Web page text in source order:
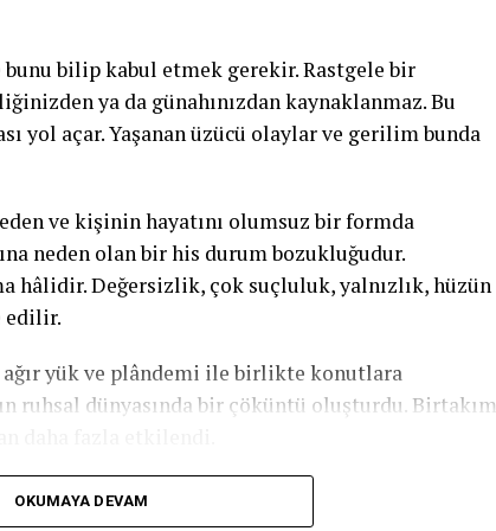
yaşadığı hisler isimlendirilip (öfke, hayal
emsal durumlar karşısında yapılabilecekler
bilip kabul etmek gerekir. Rastgele bir
ya da günahınızdan kaynaklanmaz. Bu
yol açar. Yaşanan üzücü olaylar ve gerilim bunda
ve kişinin hayatını olumsuz bir formda
neden olan bir his durum bozukluğudur.
hâlidir. Değersizlik, çok suçluluk, yalnızlık, hüzün
edilir.
yük ve plândemi ile birlikte konutlara
ruhsal dünyasında bir çöküntü oluşturdu. Birtakım
OKUMAYA DEVAM